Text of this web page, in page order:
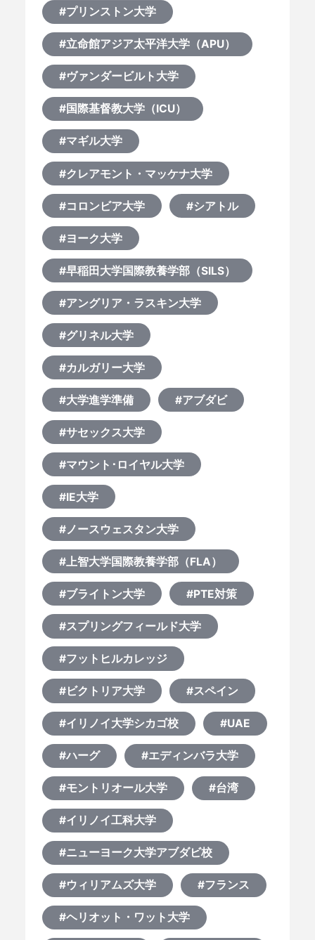
ブログ
おすすめ特集
EVENTS
#プリンストン大学
#立命館アジア太平洋大学（APU）
#ヴァンダービルト大学
#国際基督教大学（ICU）
#マギル大学
#クレアモント・マッケナ大学
#コロンビア大学 #シアトル
#ヨーク大学
#早稲田大学国際教養学部（SILS）
#アングリア・ラスキン大学
#グリネル大学
#カルガリー大学
#大学進学準備 #アブダビ
#サセックス大学
#マウント･ロイヤル大学
#IE大学
#ノースウェスタン大学
#上智大学国際教養学部（FLA）
#ブライトン大学 #PTE対策
#スプリングフィールド大学
#フットヒルカレッジ
#ビクトリア大学 #スペイン
#イリノイ大学シカゴ校 #UAE
#ハーグ #エディンバラ大学
#モントリオール大学 #台湾
#イリノイ工科大学
#ニューヨーク大学アブダビ校
#ウィリアムズ大学 #フランス
#ヘリオット・ワット大学